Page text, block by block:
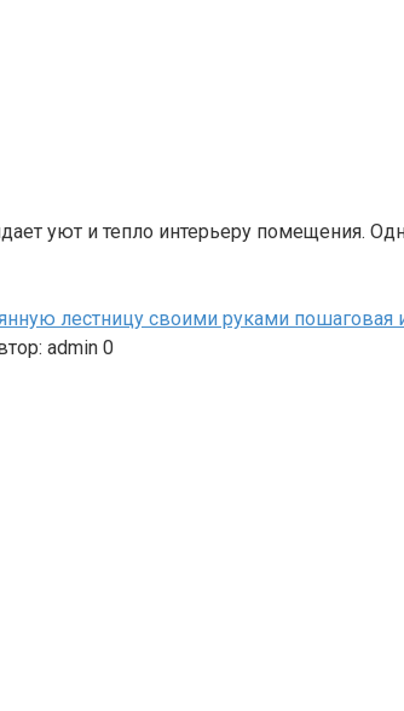
уют и тепло интерьеру помещения.
лестницу своими руками пошаговая
admin 0